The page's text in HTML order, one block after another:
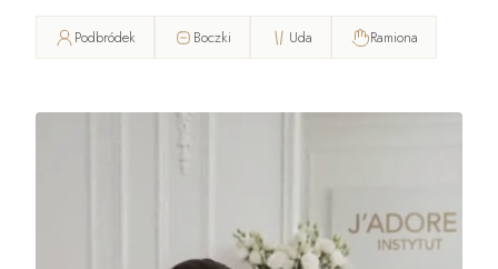
Podbródek Boczki Uda Ramiona